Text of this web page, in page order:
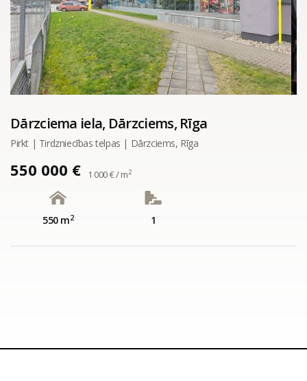
Dārzciema iela, Dārzciems, Rīga
Pirkt | Tirdzniecības telpas | Dārzciems, Rīga
550 000 € 1 000 € / m2
550 m2 1